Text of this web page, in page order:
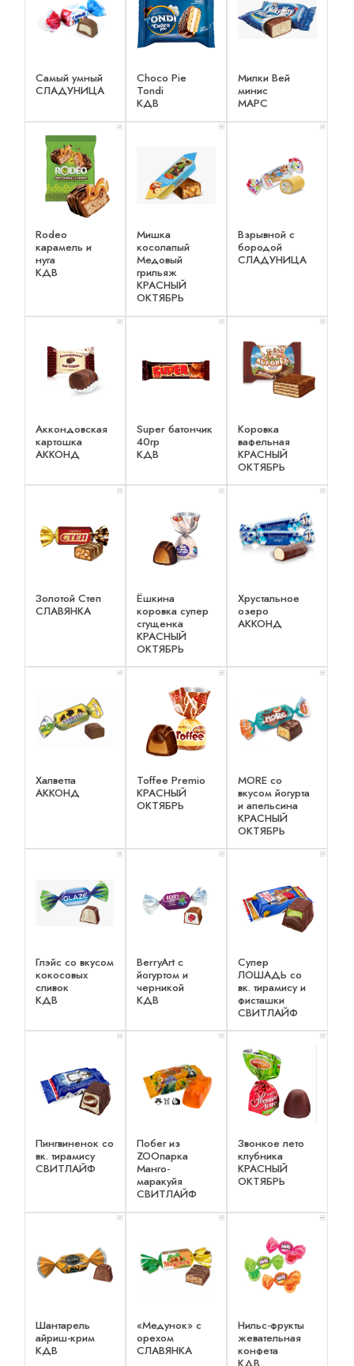
Самый умный
СЛАДУНИЦА
Choco Pie
Tondi
КДВ
Милки Вей
минис
МАРС
x 1
Rodeo
карамель и
нуга
КДВ
x 1
Мишка
косолапый
Медовый
грильяж
КРАСНЫЙ
ОКТЯБРЬ
x 1
Взрывной с
бородой
СЛАДУНИЦА
x 1
Аккондовская
картошка
АККОНД
x 1
Super батончик
40гр
КДВ
x 1
Коровка
вафельная
КРАСНЫЙ
ОКТЯБРЬ
x 1
Золотой Степ
СЛАВЯНКА
x 1
Ёшкина
коровка супер
сгущенка
КРАСНЫЙ
ОКТЯБРЬ
x 1
Хрустальное
озеро
АККОНД
x 1
Халветта
АККОНД
x 1
Toffee Premio
КРАСНЫЙ
ОКТЯБРЬ
x 1
MORE со
вкусом йогурта
и апельсина
КРАСНЫЙ
ОКТЯБРЬ
x 1
Глэйс со вкусом
кокосовых
сливок
КДВ
x 1
BerryArt c
йогуртом и
черникой
КДВ
x 1
Супер
ЛОШАДЬ со
вк. тирамису и
фисташки
СВИТЛАЙФ
x 1
Пингвиненок со
вк. тирамису
СВИТЛАЙФ
x 1
Побег из
ZOOпарка
Манго-
маракуйя
СВИТЛАЙФ
x 1
Звонкое лето
клубника
КРАСНЫЙ
ОКТЯБРЬ
x 1
Шантарель
айриш-крим
КДВ
x 1
«Медунок» с
орехом
СЛАВЯНКА
x 2
Нильс-фрукты
жевательная
конфета